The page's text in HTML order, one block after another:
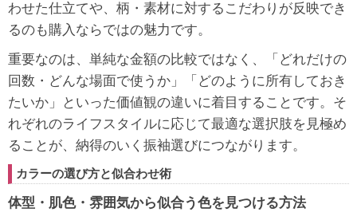
わせた仕立てや、柄・素材に対するこだわりが反映でき
るのも購入ならではの魅力です。
重要なのは、単純な金額の比較ではなく、「どれだけの
回数・どんな場面で使うか」「どのように所有しておき
たいか」といった価値観の違いに着目することです。そ
れぞれのライフスタイルに応じて最適な選択肢を見極め
ることが、納得のいく振袖選びにつながります。
カラーの選び方と似合わせ術
体型・肌色・雰囲気から似合う色を見つける方法